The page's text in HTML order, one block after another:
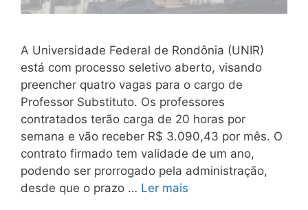
A Universidade Federal de Rondônia (UNIR)
está com processo seletivo aberto, visando
preencher quatro vagas para o cargo de
Professor Substituto. Os professores
contratados terão carga de 20 horas por
semana e vão receber R$ 3.090,43 por mês. O
contrato firmado tem validade de um ano,
podendo ser prorrogado pela administração,
desde que o prazo … Ler mais